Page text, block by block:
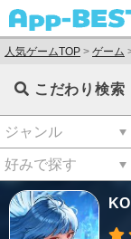
人気ゲームTOP > ゲーム
こだわり検索